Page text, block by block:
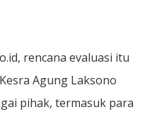
rencana evaluasi itu
Agung Laksono
pihak, termasuk para